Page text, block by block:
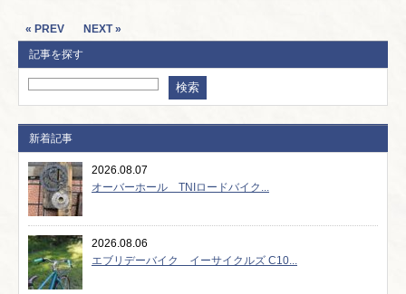
« PREV
NEXT »
記事を探す
新着記事
2026.08.07
オーバーホール TNIロードバイク...
2026.08.06
エブリデーバイク イーサイクルズ C10...